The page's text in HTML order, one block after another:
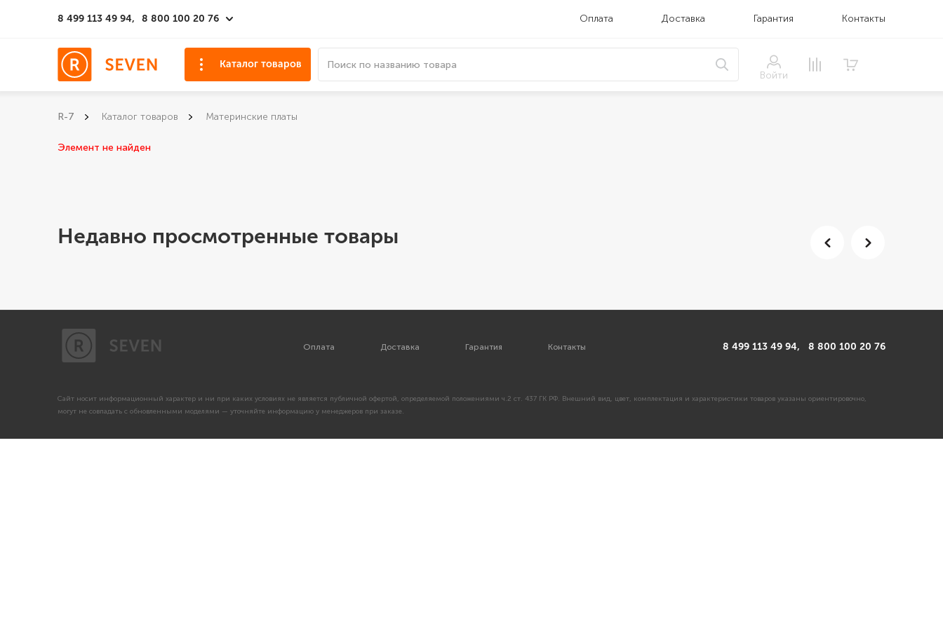
8 499 113 49 94, 8 800 100 20 76 Оплата Доставка Гарантия Контакты
Войти
Каталог товаров
R-7 Каталог товаров Материнские платы
Элемент не найден
Недавно просмотренные товары
Оплата Доставка Гарантия Контакты 8 499 113 49 94, 8 800 100 20 76
Сайт носит информационный характер и ни при каких условиях не является публичной офертой, определяемой положениями ч.2 ст. 437 ГК РФ. Внешний вид, цвет, комплектация и характеристики товаров указаны ориентировочно,
могут не совпадать с обновленными моделями — уточняйте информацию у менеджеров при заказе.